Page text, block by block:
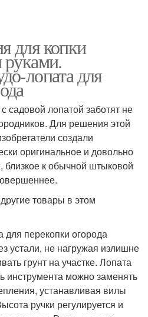
для копки
руками.
лопата для
садовой лопатой заботят не
Для решения этой
создали
оригинальное и довольно
близкое к обычной штыковой
товары в этом
для перекопки огорода
устали, не нагружая излишне
грунт на участке. Лопата
инструмента можно заменять
устанавливая вилы
ручки регулируется и